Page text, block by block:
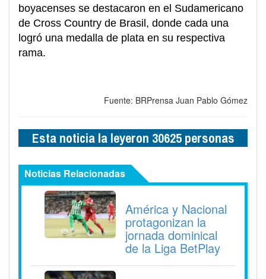
boyacenses se destacaron en el Sudamericano
de Cross Country de Brasil, donde cada una
logró una medalla de plata en su respectiva
rama.
Fuente: BRPrensa Juan Pablo Gómez
Esta noticia la leyeron 30625 personas
Noticias Relacionadas
América y Nacional
protagonizan la
jornada dominical
de la Liga BetPlay